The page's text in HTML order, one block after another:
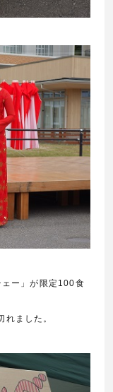
ー」が限定 100食
れました。